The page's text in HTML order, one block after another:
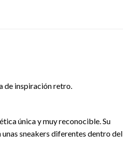
de inspiración retro.
única y muy reconocible. Su
sneakers diferentes dentro del